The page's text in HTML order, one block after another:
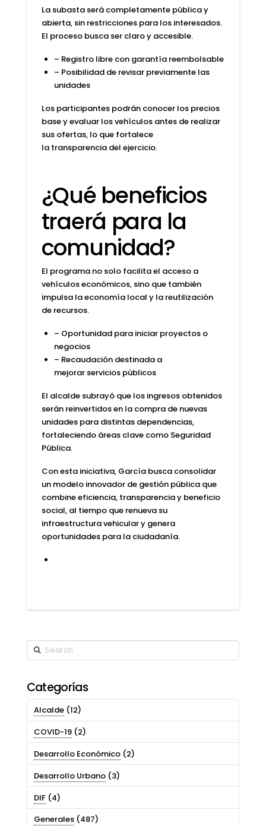
La subasta será completamente pública y
abierta, sin restricciones para los interesados.
El proceso busca ser claro y accesible.
– Registro libre con garantía reembolsable
– Posibilidad de revisar previamente las
unidades
Los participantes podrán conocer los precios
basey evaluar los vehículos antes de realizar
sus ofertas, lo que fortalece
la transparenciadel ejercicio.
¿Qué beneficios
traerá para la
comunidad?
El programa no solo facilita el acceso a
vehículos económicos, sino que también
impulsa laeconomía local y la reutilización
de recursos.
– Oportunidad para iniciar proyectos o
negocios
– Recaudación destinada a
mejorar servicios públicos
El alcalde subrayó que los ingresos obtenidos
serán reinvertidos en la compra de nuevas
unidades para distintas dependencias,
fortaleciendo áreas clave como Seguridad
Pública.
Con esta iniciativa, Garcíabusca consolidar
un modelo innovador de gestión pública que
combine eficiencia, transparencia y beneficio
social, al tiempo que renueva su
infraestructura vehicular y genera
oportunidades para la ciudadanía.
Search
Categorías
Alcalde(12)
COVID-19(2)
Desarrollo Económico(2)
Desarrollo Urbano(3)
DIF(4)
Generales(487)